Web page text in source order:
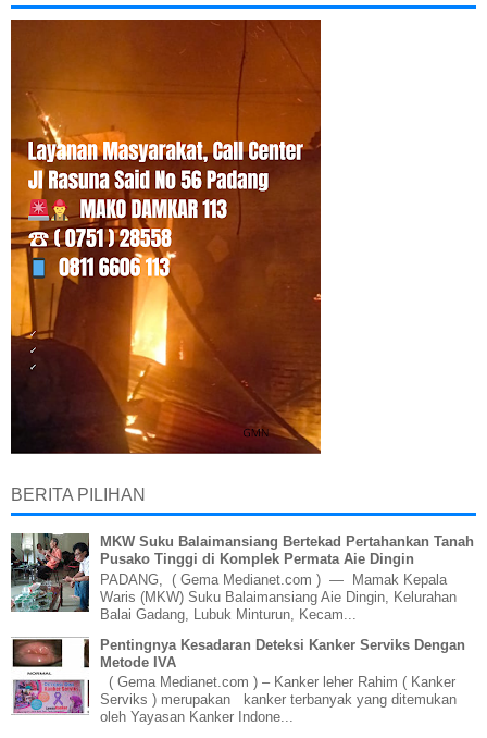
BERITA PILIHAN
MKW Suku Balaimansiang Bertekad Pertahankan Tanah
Pusako Tinggi di Komplek Permata Aie Dingin
PADANG, ( Gema Medianet.com ) — Mamak Kepala
Waris (MKW) Suku Balaimansiang Aie Dingin, Kelurahan
Balai Gadang, Lubuk Minturun, Kecam...
Pentingnya Kesadaran Deteksi Kanker Serviks Dengan
Metode IVA
( Gema Medianet.com ) – Kanker leher Rahim ( Kanker
Serviks ) merupakan kanker terbanyak yang ditemukan
oleh Yayasan Kanker Indone...